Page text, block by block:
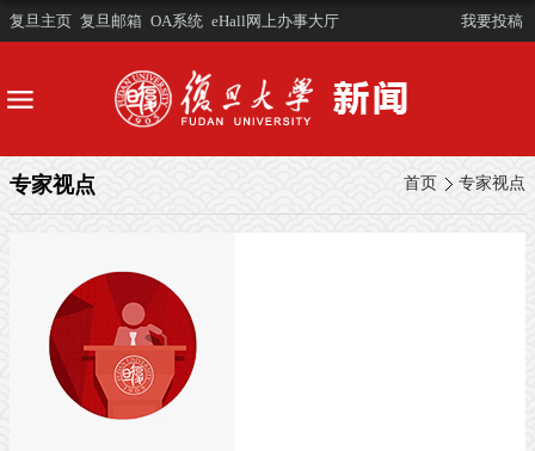
复旦主页 复旦邮箱 OA系统 eHall网上办事大厅 我要投稿
首页 专家视点
专家视点